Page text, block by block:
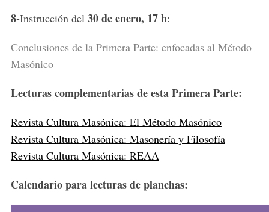
8-Instrucción del30 de enero, 17 h:
Conclusiones de la Primera Parte: enfocadas al Método
Masónico
Lecturas complementarias de esta Primera Parte:
Revista Cultura Masónica: El Método Masónico
Revista Cultura Masónica: Masonería y Filosofía
Revista Cultura Masónica: REAA
Calendario para lecturas de planchas:
S
e
r
h
o
r